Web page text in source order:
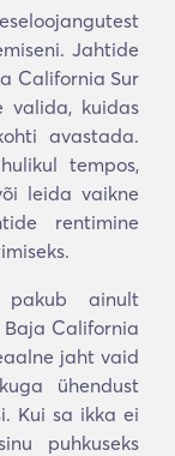
Jahtide
California Sur
valida, kuidas
avastada.
tempos,
leida vaikne
rentimine
pakub ainult
California
jaht vaid
ühendust
Kui sa ikka ei
puhkuseks